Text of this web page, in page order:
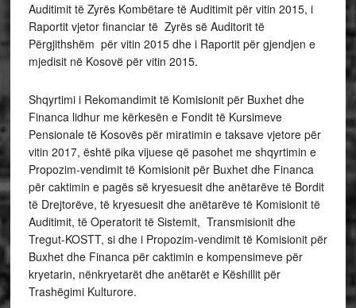
Auditimit të Zyrës Kombëtare të Auditimit për vitin 2015, i
Raportit vjetor financiar të Zyrës së Auditorit të
Përgjithshëm për vitin 2015 dhe i Raportit për gjendjen e
mjedisit në Kosovë për vitin 2015.
Shqyrtimi i Rekomandimit të Komisionit për Buxhet dhe
Financa lidhur me kërkesën e Fondit të Kursimeve
Pensionale të Kosovës për miratimin e taksave vjetore për
vitin 2017, është pika vijuese që pasohet me shqyrtimin e
Propozim-vendimit të Komisionit për Buxhet dhe Financa
për caktimin e pagës së kryesuesit dhe anëtarëve të Bordit
të Drejtorëve, të kryesuesit dhe anëtarëve të Komisionit të
Auditimit, të Operatorit të Sistemit, Transmisionit dhe
Tregut-KOSTT, si dhe i Propozim-vendimit të Komisionit për
Buxhet dhe Financa për caktimin e kompensimeve për
kryetarin, nënkryetarët dhe anëtarët e Këshillit për
Trashëgimi Kulturore.